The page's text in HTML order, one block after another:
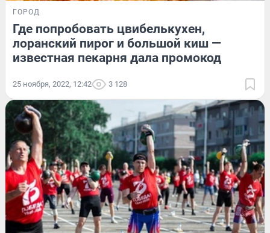
ГОРОД
Где попробовать цвибелькухен,
лоранский пирог и большой киш —
известная пекарня дала промокод
25 ноября, 2022, 12:42 3 128